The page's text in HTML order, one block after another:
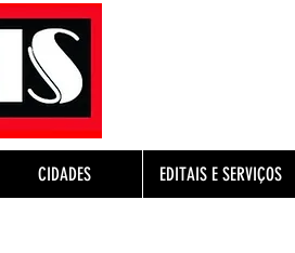
CIDADES EDITAIS E SERVIÇOS